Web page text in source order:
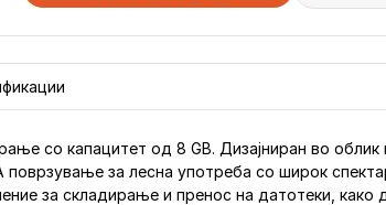
со капацитет од 8 GB. Дизајниран во
за лесна употреба со широк
за складирање и пренос на датотеки, како